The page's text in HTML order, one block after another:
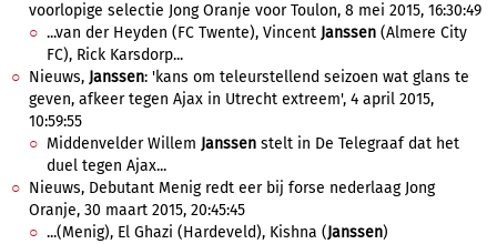
voorlopige selectie Jong Oranje voor Toulon, 8 mei 2015, 16:30:49
...van der Heyden (FC Twente), Vincent Janssen (Almere City
FC), Rick Karsdorp...
Nieuws, Janssen: 'kans om teleurstellend seizoen wat glans te
geven, afkeer tegen Ajax in Utrecht extreem', 4 april 2015,
10:59:55
Middenvelder Willem Janssen stelt in De Telegraaf dat het
duel tegen Ajax...
Nieuws, Debutant Menig redt eer bij forse nederlaag Jong
Oranje, 30 maart 2015, 20:45:45
...(Menig), El Ghazi (Hardeveld), Kishna (Janssen)